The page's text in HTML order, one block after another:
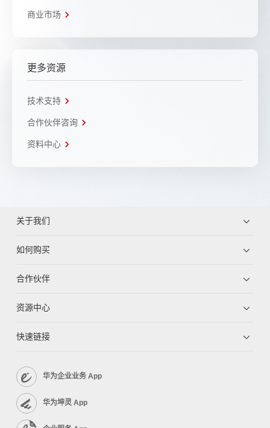
商业市场
更多资源
技术支持
合作伙伴咨询
资料中心
关于我们
如何购买
合作伙伴
资源中心
快速链接
华为企业业务 App
华为坤灵 App